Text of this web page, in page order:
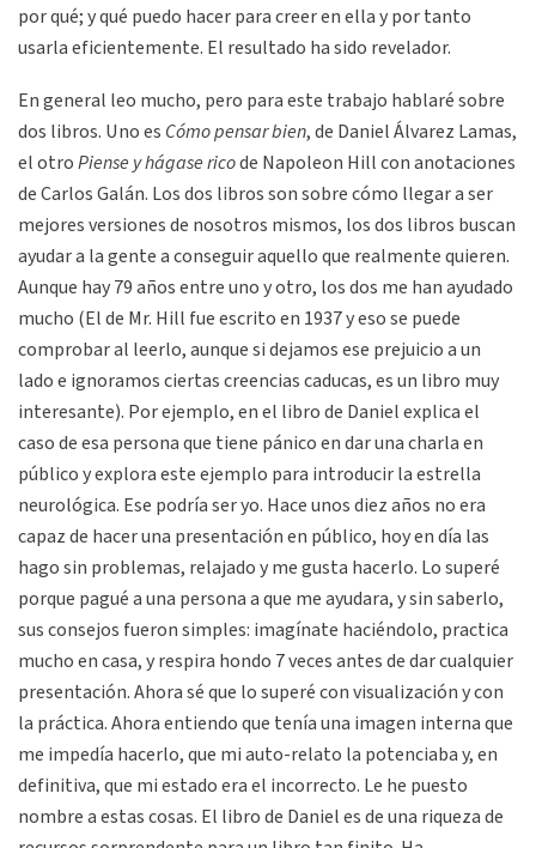
por qué; y qué puedo hacer para creer en ella y por tanto
usarla eficientemente. El resultado ha sido revelador.
En general leo mucho, pero para este trabajo hablaré sobre
dos libros. Uno es Cómo pensar bien, de Daniel Álvarez Lamas,
el otroPiense y hágase ricode Napoleon Hill con anotaciones
de Carlos Galán. Los dos libros son sobre cómo llegar a ser
mejores versiones de nosotros mismos, los dos libros buscan
ayudar a la gente a conseguir aquello que realmente quieren.
Aunque hay 79 años entre uno y otro, los dos me han ayudado
mucho (El de Mr. Hill fue escrito en 1937 y eso se puede
comprobar al leerlo, aunque si dejamos ese prejuicio a un
lado e ignoramos ciertas creencias caducas, es un libro muy
interesante). Por ejemplo, en el libro de Daniel explica el
caso de esa persona que tiene pánico en dar una charla en
público y explora este ejemplo para introducir la estrella
neurológica. Ese podría ser yo. Hace unos diez años no era
capaz de hacer una presentación en público, hoy en día las
hago sin problemas, relajado y me gusta hacerlo. Lo superé
porque pagué a una persona a que me ayudara, y sin saberlo,
sus consejos fueron simples: imagínate haciéndolo, practica
mucho en casa, y respira hondo 7 veces antes de dar cualquier
presentación. Ahora sé que lo superé con visualización y con
la práctica. Ahora entiendo que tenía una imagen interna que
me impedía hacerlo, que mi auto-relato la potenciaba y, en
definitiva, que mi estado era el incorrecto. Le he puesto
nombre a estas cosas. El libro de Daniel es de una riqueza de